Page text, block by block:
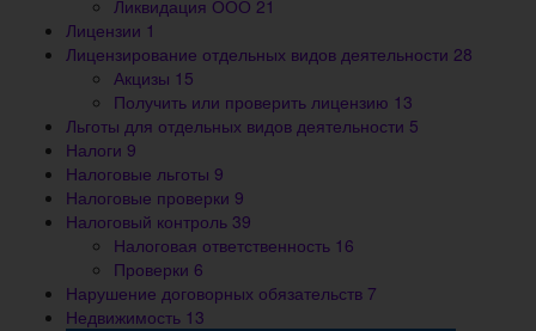
Ликвидация ООО 21
Лицензии 1
Лицензирование отдельных видов деятельности 28
Акцизы 15
Получить или проверить лицензию 13
Льготы для отдельных видов деятельности 5
Налоги 9
Налоговые льготы 9
Налоговые проверки 9
Налоговый контроль 39
Налоговая ответственность 16
Проверки 6
Нарушение договорных обязательств 7
Недвижимость 13